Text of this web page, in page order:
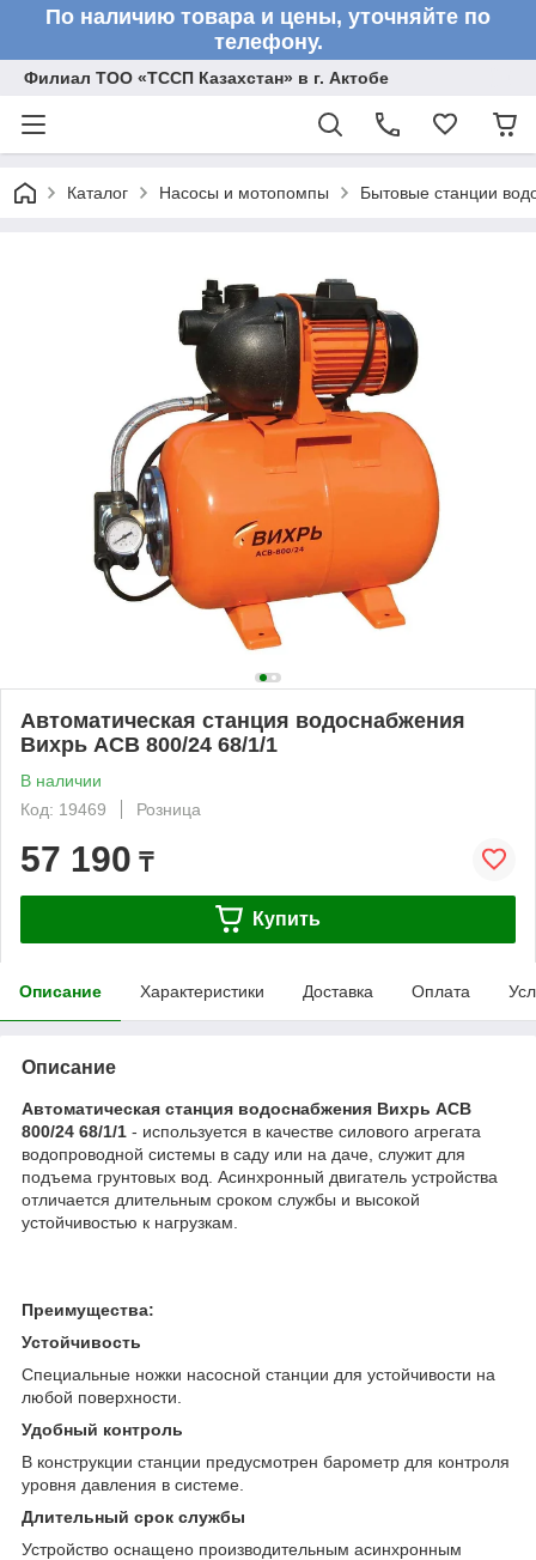
По наличию товара и цены, уточняйте по
телефону.
Филиал ТОО «ТССП Казахстан» в г. Актобе
Каталог Насосы и мотопомпы Бытовые станции
Автоматическая станция водоснабжения
Вихрь ACB 800/24 68/1/1
В наличии
Код: 19469
Розница
57 190 ₸
Купить
Описание Характеристики Доставка Оплата
Описание
Автоматическая станция водоснабжения Вихрь ACB
800/24 68/1/1 - используется в качестве силового агрегата
водопроводной системы в саду или на даче, служит для
подъема грунтовых вод. Асинхронный двигатель устройства
отличается длительным сроком службы и высокой
устойчивостью к нагрузкам.
Преимущества:
Устойчивость
Специальные ножки насосной станции для устойчивости на
любой поверхности.
Удобный контроль
В конструкции станции предусмотрен барометр для контроля
уровня давления в системе.
Длительный срок службы
Устройство оснащено производительным асинхронным